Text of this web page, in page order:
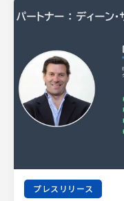
プレスリリース